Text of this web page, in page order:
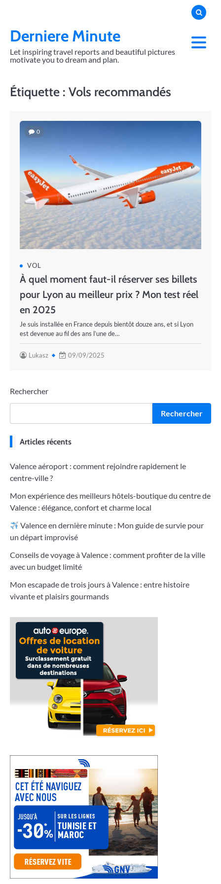
contentDerniere Minute
Let inspiring travel reports and beautiful pictures
motivate you to dream and plan.
Étiquette : Vols recommandés
0
VOL
À quel moment faut-il réserver ses billets
pour Lyon au meilleur prix ? Mon test réel
en 2025
Je suis installée en France depuis bientôt douze ans, et si Lyon
est devenue au fil des ans l’une de…
Lukasz 09/09/2025
Rechercher
Rechercher
Articles récents
Valence aéroport : comment rejoindre rapidement le
centre-ville ?
Mon expérience des meilleurs hôtels-boutique du centre de
Valence : élégance, confort et charme local
Valence en dernière minute : Mon guide de survie pour
un départ improvisé
Conseils de voyage à Valence : comment profiter de la ville
avec un budget limité
Mon escapade de trois jours à Valence : entre histoire
vivante et plaisirs gourmands